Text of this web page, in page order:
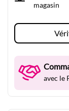
magasin
avec le